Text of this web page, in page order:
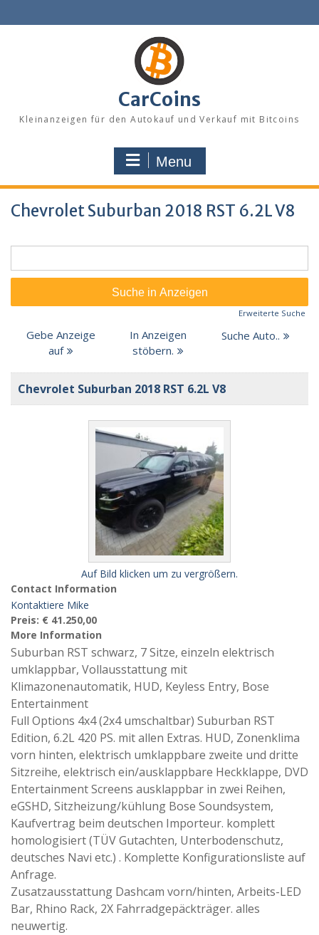
to
CarCoins
Kleinanzeigen für den Autokauf und Verkauf mit Bitcoins
Menu
Chevrolet Suburban 2018 RST 6.2L V8
nach:
Erweiterte Suche
Gebe Anzeige
auf
In Anzeigen
stöbern.
Suche Auto..
Chevrolet Suburban 2018 RST 6.2L V8
Auf Bild klicken um zu vergrößern.
Contact Information
Kontaktiere Mike
Preis: € 41.250,00
More Information
Suburban RST schwarz, 7 Sitze, einzeln elektrisch
umklappbar, Vollausstattung mit
Klimazonenautomatik, HUD, Keyless Entry, Bose
Entertainment
Full Options 4x4 (2x4 umschaltbar) Suburban RST
Edition, 6.2L 420 PS. mit allen Extras. HUD, Zonenklima
vorn hinten, elektrisch umklappbare zweite und dritte
Sitzreihe, elektrisch ein/ausklappbare Heckklappe, DVD
Entertainment Screens ausklappbar in zwei Reihen,
eGSHD, Sitzheizung/kühlung Bose Soundsystem,
Kaufvertrag beim deutschen Importeur. komplett
homologisiert (TÜV Gutachten, Unterbodenschutz,
deutsches Navi etc.) . Komplette Konfigurationsliste auf
Anfrage.
Zusatzausstattung Dashcam vorn/hinten, Arbeits-LED
Bar, Rhino Rack, 2X Fahrradgepäckträger. alles
neuwertig.